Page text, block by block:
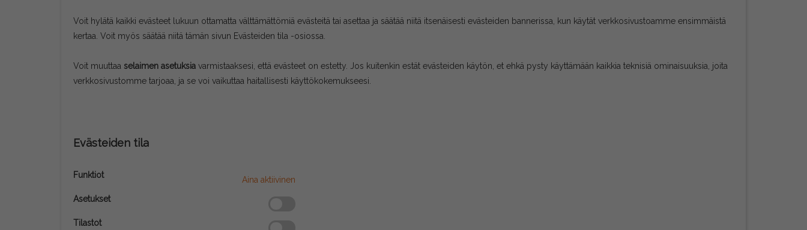
Voit hylätä kaikki evästeet lukuun ottamatta välttämättömiä evästeitä tai asettaa ja säätää niitä itsenäisesti evästeiden bannerissa, kun käytät verkkosivustoamme ensimmäistä
kertaa. Voit myös säätää niitä tämän sivun Evästeiden tila -osiossa.
Voit muuttaa selaimen asetuksia varmistaaksesi, että evästeet on estetty. Jos kuitenkin estät evästeiden käytön, et ehkä pysty käyttämään kaikkia teknisiä ominaisuuksia, joita
verkkosivustomme tarjoaa, ja se voi vaikuttaa haitallisesti käyttökokemukseesi.
Evästeiden tila
Funktiot
Aina aktiivinen
Asetukset
Tilastot